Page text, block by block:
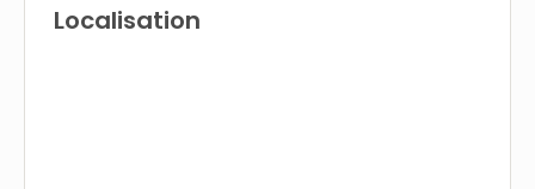
Localisation